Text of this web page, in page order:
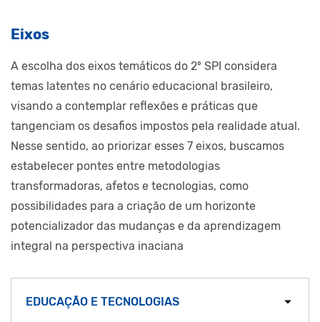
Eixos
A escolha dos eixos temáticos do 2º SPI considera
temas latentes no cenário educacional brasileiro,
visando a contemplar reflexões e práticas que
tangenciam os desafios impostos pela realidade atual.
Nesse sentido, ao priorizar esses 7 eixos, buscamos
estabelecer pontes entre metodologias
transformadoras, afetos e tecnologias, como
possibilidades para a criação de um horizonte
potencializador das mudanças e da aprendizagem
integral na perspectiva inaciana
EDUCAÇÃO E TECNOLOGIAS